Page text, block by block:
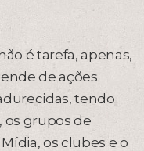
é tarefa, apenas,
de ações
tendo
os grupos de
os clubes e o